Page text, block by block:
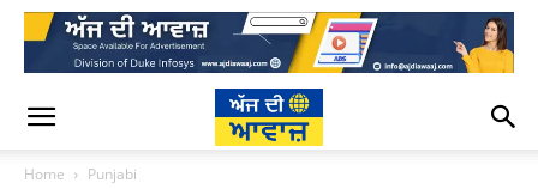
Home Punjabi